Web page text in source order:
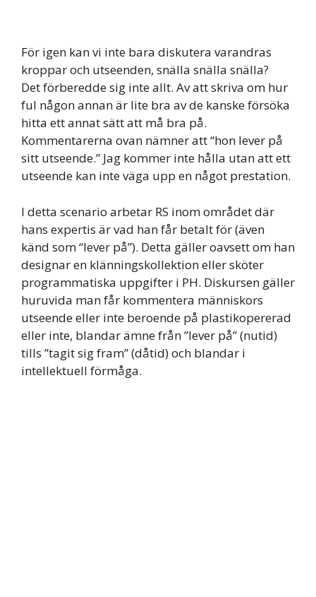
För igen kan vi inte bara diskutera varandras
kroppar och utseenden, snälla snälla snälla?
Det förberedde sig inte allt. Av att skriva om hur
ful någon annan är lite bra av de kanske försöka
hitta ett annat sätt att må bra på.
Kommentarerna ovan nämner att “hon lever på
sitt utseende.” Jag kommer inte hålla utan att ett
utseende kan inte väga upp en något prestation.
I detta scenario arbetar RS inom området där
hans expertis är vad han får betalt för (även
känd som “lever på”). Detta gäller oavsett om han
designar en klänningskollektion eller sköter
programmatiska uppgifter i PH. Diskursen gäller
huruvida man får kommentera människors
utseende eller inte beroende på plastikopererad
eller inte, blandar ämne från ”lever på” (nutid)
tills ”tagit sig fram” (dåtid) och blandar i
intellektuell förmåga.